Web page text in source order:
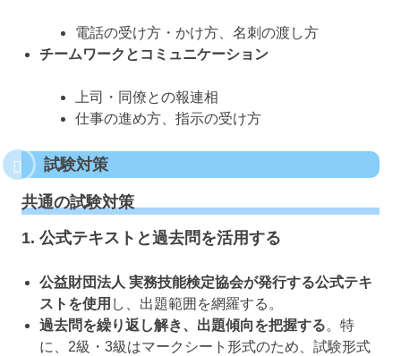
電話の受け方・かけ方、名刺の渡し方
チームワークとコミュニケーション
上司・同僚との報連相
仕事の進め方、指示の受け方
試験対策
共通の試験対策
1. 公式テキストと過去問を活用する
公益財団法人 実務技能検定協会が発行する公式テキ
ストを使用 し、出題範囲を網羅する。
過去問を繰り返し解き、出題傾向を把握する。特
に、2級・3級はマークシート形式のため、試験形式